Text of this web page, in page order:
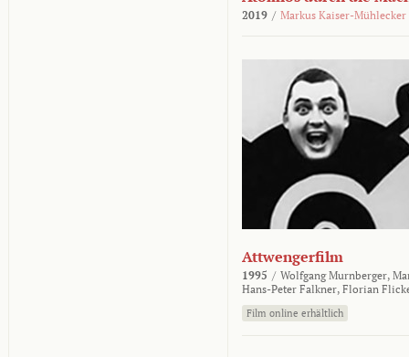
2019 / Markus Kaiser-Mühlecker
Attwengerfilm
1995 / Wolfgang Murnberger,
Hans-Peter Falkner, Florian
Film online erhältlich